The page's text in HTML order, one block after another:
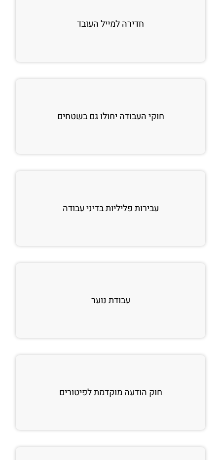
חדירה למייל העובד
חוקי העבודה יחולו גם בשטחים
עבירות פליליות בדיני עבודה
עבודת נוער
חוק הודעה מוקדמת לפיטורים